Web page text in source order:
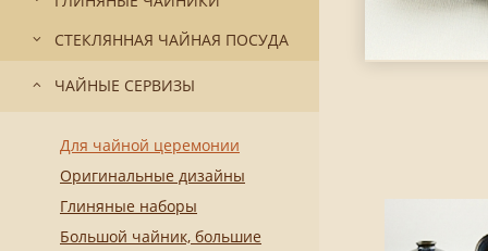
СТЕКЛЯННАЯ ЧАЙНАЯ ПОСУДА
ЧАЙНЫЕ СЕРВИЗЫ
Для чайной церемонии
Оригинальные дизайны
Глиняные наборы
Большой чайник, большие